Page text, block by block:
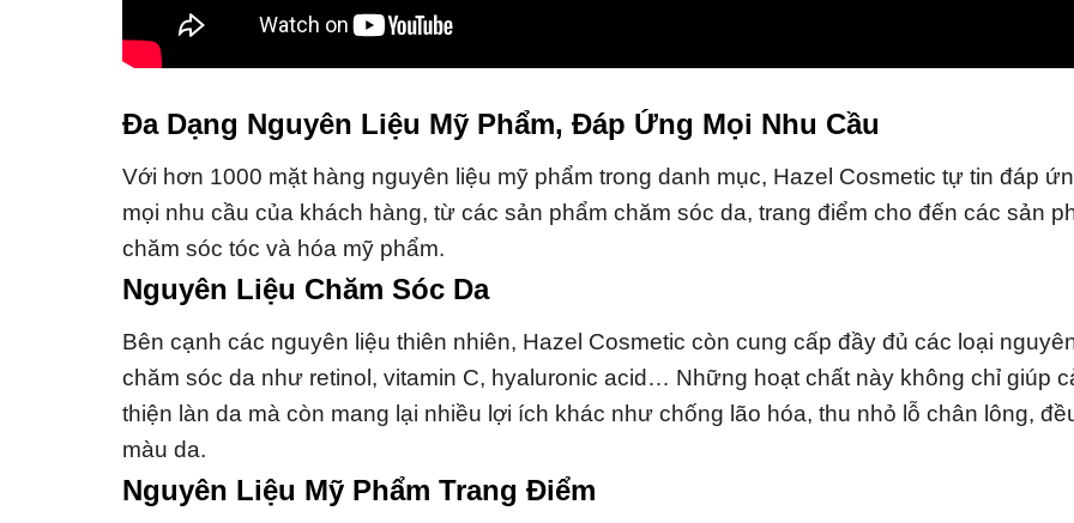
Đa Dạng Nguyên Liệu Mỹ Phẩm, Đáp Ứng Mọi Nhu Cầu
Với hơn 1000 mặt hàng nguyên liệu mỹ phẩm trong danh mục, Hazel Cosmetic tự tin đáp
mọi nhu cầu của khách hàng, từ các sản phẩm chăm sóc da, trang điểm cho đến các sản
chăm sóc tóc và hóa mỹ phẩm.
Nguyên Liệu Chăm Sóc Da
Bên cạnh các nguyên liệu thiên nhiên, Hazel Cosmetic còn cung cấp đầy đủ các loại
chăm sóc da như retinol, vitamin C, hyaluronic acid… Những hoạt chất này không chỉ giúp
thiện làn da mà còn mang lại nhiều lợi ích khác như chống lão hóa, thu nhỏ lỗ chân lông,
màu da.
Nguyên Liệu Mỹ Phẩm Trang Điểm